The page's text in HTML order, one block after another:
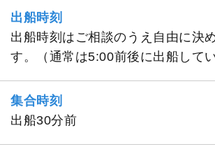
出船時刻
出船時刻はご相談のうえ自由に決
す。（通常は5:00前後に出船してい
集合時刻
出船30分前